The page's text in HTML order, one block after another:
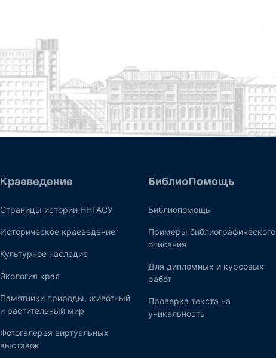
Краеведение
Страницы истории ННГАСУ
Историческое краеведение
Культурное наследие
Экология края
Памятники природы, животный
и растительный мир
Фотогалерея виртуальных
выставок
БиблиоПомощь
Библиопомощь
Примеры библиографического
описания
Для дипломных и курсовых
работ
Проверка текста на
уникальность